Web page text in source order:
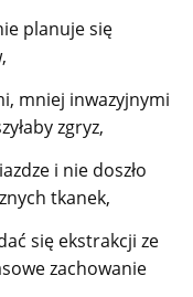
planuje się
mniej inwazyjnymi
zgryz,
i nie doszło
tkanek,
się ekstrakcji ze
zachowanie